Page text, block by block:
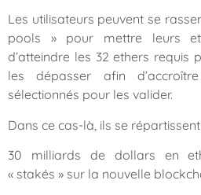
Les utilisateurs peuvent se
pools » pour mettre leurs
d’atteindre les 32 ethers requis
les dépasser afin
sélectionnés pour les valider.
Dans ce cas-là, ils se
30 milliards de dollars en
« stakés » sur la nouvelle